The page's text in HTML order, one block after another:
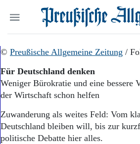
Politik
Wirtschaft
Panorama
Gesellschaft
Geschichte
Ostpreußen
Pommern
Suchen und finden
© Preußische Allgemeine Zeitung /
Für Deutschland denken
Weniger Bürokratie und eine bessere
der Wirtschaft schon helfen
Zuwanderung als weites Feld: Vom
Deutschland bleiben will, bis zur
politische Debatte hier alles.